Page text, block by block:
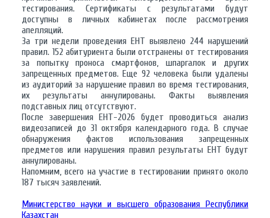
тестирования. Сертификаты с результатами будут
доступны в личных кабинетах после рассмотрения
апелляций.
За три недели проведения ЕНТ выявлено 244 нарушений
правил. 152 абитуриента были отстранены от тестирования
за попытку проноса смартфонов, шпаргалок и других
запрещенных предметов. Еще 92 человека были удалены
из аудиторий за нарушение правил во время тестирования,
их результаты аннулированы. Факты выявления
подставных лиц отсутствуют.
После завершения ЕНТ-2026 будет проводиться анализ
видеозаписей до 31 октября календарного года. В случае
обнаружения фактов использования запрещенных
предметов или нарушения правил результаты ЕНТ будут
аннулированы.
Напомним, всего на участие в тестировании принято около
187 тысяч заявлений.
Министерство науки и высшего образования Республики
Казахстан